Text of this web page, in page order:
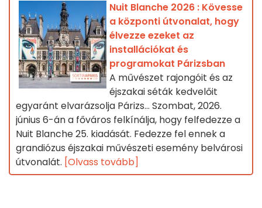
Nuit Blanche 2026 : Kövesse
a központi útvonalat, hogy
élvezze ezeket az
installációkat és
programokat Párizsban
A művészet rajongóit és az
éjszakai séták kedvelőit
egyaránt elvarázsolja Párizs... Szombat, 2026.
június 6-án a főváros felkínálja, hogy felfedezze a
Nuit Blanche 25. kiadását. Fedezze fel ennek a
grandiózus éjszakai művészeti esemény belvárosi
útvonalát. [Olvass tovább]